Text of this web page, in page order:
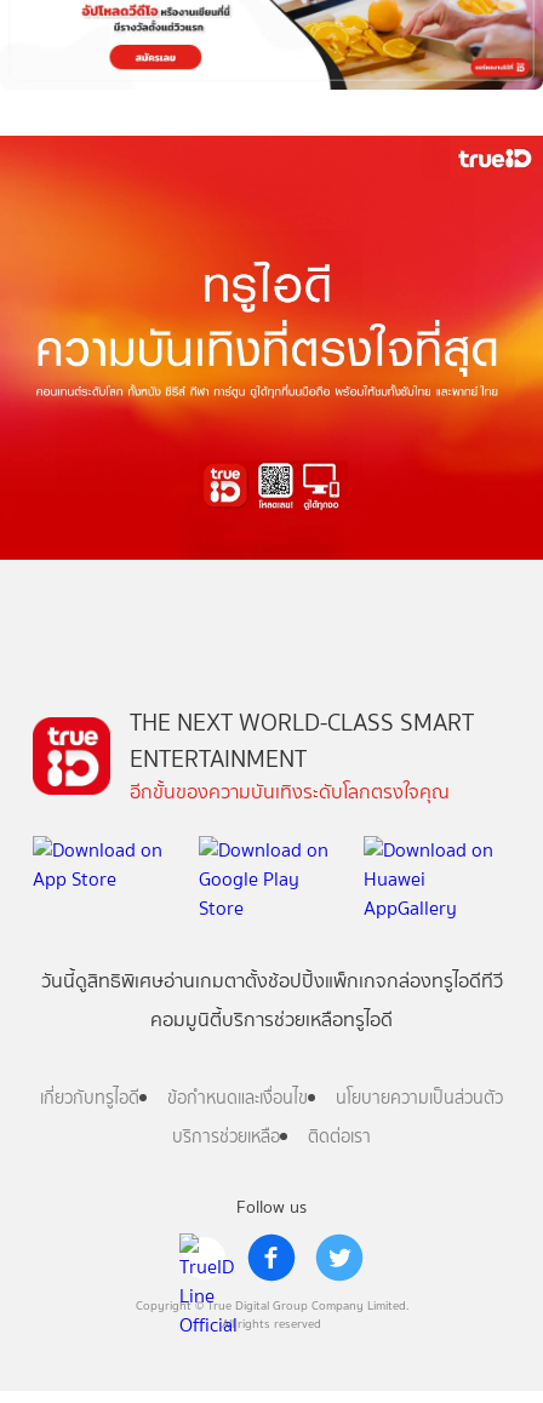
Follow us
Copyright © True Digital Group Company Limited.
All rights reserved
THE NEXT WORLD-CLASS SMART
ENTERTAINMENT
อีกขั้นของความบันเทิงระดับโลกตรงใจคุณ
วันนี้ดูสิทธิพิเศษอ่านเกมตาตั้งช้อปปิ้งแพ็กเกจกล่องทรูไอดีทีวี
คอมมูนิตี้บริการช่วยเหลือทรูไอดี
เกี่ยวกับทรูไอดี ข้อกำหนดและเงื่อนไข
นโยบายความเป็นส่วนตัว
บริการช่วยเหลือ
ติดต่อเรา